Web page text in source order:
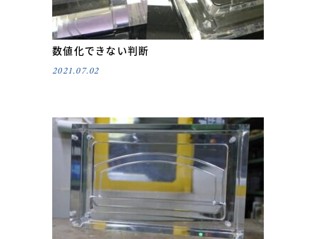
数値化できない判断
2021.07.02